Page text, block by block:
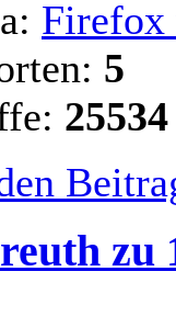
Firefox
5
25534
zu